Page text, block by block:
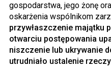
gospodarstwa, jego żonę
oskarżenia wspólnikom
przywłaszczenie majątku
otwarciu postępowania
niszczenie lub ukrywanie
utrudniało ustalenie